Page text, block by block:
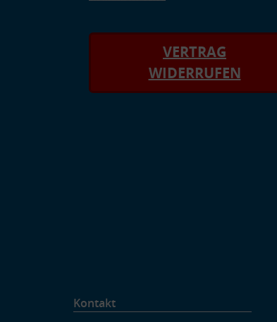
VERTRAG
WIDERRUFEN
Kontakt